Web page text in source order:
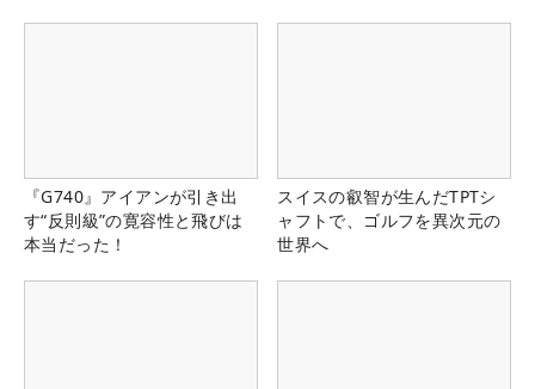
『G740』アイアンが引き出
す“反則級”の寛容性と飛びは
本当だった！
スイスの叡智が生んだTPTシ
ャフトで、ゴルフを異次元の
世界へ